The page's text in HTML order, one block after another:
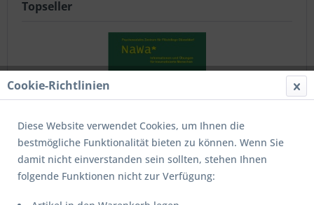
Topseller
Nawa-CD für traumatisierte Menschen
Cookie-Richtlinien
Diese Website verwendet Cookies, um Ihnen die
bestmögliche Funktionalität bieten zu können. Wenn Sie
damit nicht einverstanden sein sollten, stehen Ihnen
folgende Funktionen nicht zur Verfügung: